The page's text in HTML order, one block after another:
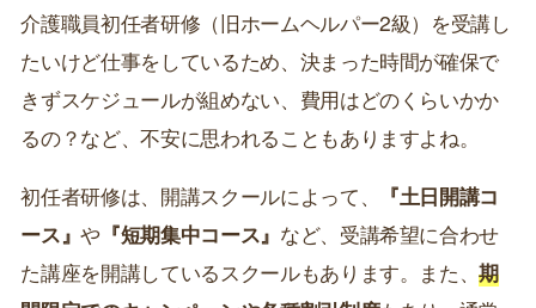
介護職員初任者研修（旧ホームヘルパー2級）を受講し
たいけど仕事をしているため、決まった時間が確保で
きずスケジュールが組めない、費用はどのくらいかか
るの？など、不安に思われることもありますよね。
初任者研修は、開講スクールによって、
『土日開講コ
ース』や 『短期集中コース』 など、受講希望に合わせ
た講座を開講しているスクールもあります。また、期